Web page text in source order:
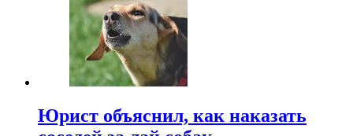
Юрист объяснил, как наказать